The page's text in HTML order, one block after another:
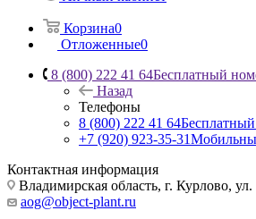
Корзина0
Отложенные0
8 (800) 222 41 64Бесплатный
Назад
Телефоны
8 (800) 222 41 64
+7 (920) 923-35-31
Контактная информация
Владимирская область, г. Курлово,
aog@object-plant.ru